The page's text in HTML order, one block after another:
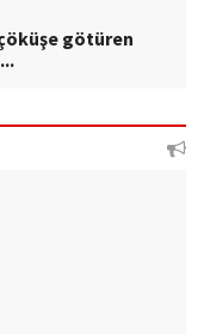
götüren